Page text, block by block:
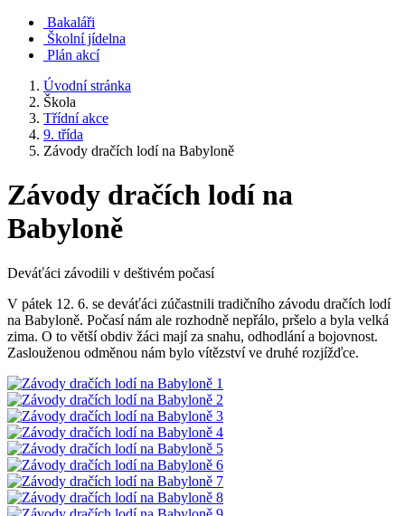
Bakaláři
Školní jídelna
Plán akcí
Úvodní stránka
Škola
Třídní akce
9. třída
Závody dračích lodí na Babyloně
Závody dračích lodí na
Babyloně
Deváťáci závodili v deštivém počasí
V pátek 12. 6. se deváťáci zúčastnili tradičního závodu dračích lodí
na Babyloně. Počasí nám ale rozhodně nepřálo, pršelo a byla velká
zima. O to větší obdiv žáci mají za snahu, odhodlání a bojovnost.
Zaslouženou odměnou nám bylo vítězství ve druhé rozjížďce.